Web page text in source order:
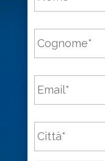
Cognome *
Email *
Città *